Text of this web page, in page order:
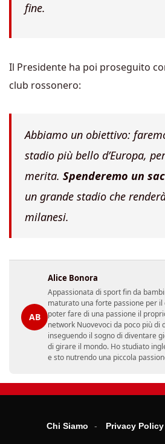
fine.
Il Presidente ha poi proseguito
club rossonero:
Abbiamo un obiettivo:
stadio più bello d’Europa,
merita. Spenderemo un
un grande stadio che
milanesi.
AB
Alice Bonora
Appassionata di sport fin da
maturato una forte passione per il
poter fare di una passione il
network Nuovevoci da poco più di
inseguendo il sogno di diventare
di girare il mondo. Ho studiato
e sto nutrendo una piccola
Chi Siamo Privacy Policy